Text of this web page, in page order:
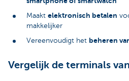
Maakt elektronisch betalen
makkelijker
Vereenvoudigt het beheren
Vergelijk de terminals